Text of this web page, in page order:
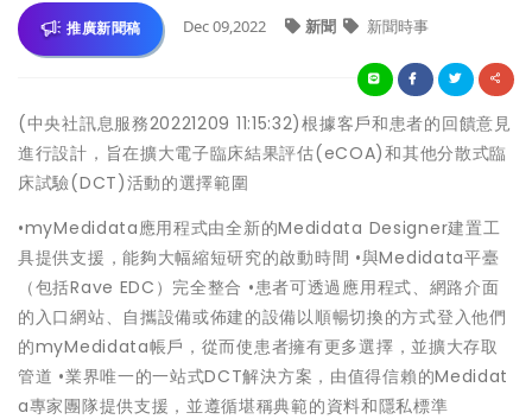
推廣新聞稿 Dec 09,2022 新聞 新聞時事
(中央社訊息服務20221209 11:15:32)根據客戶和患者的回饋意見
進行設計，旨在擴大電子臨床結果評估(eCOA)和其他分散式臨
床試驗(DCT)活動的選擇範圍
•myMedidata應用程式由全新的Medidata Designer建置工
具提供支援，能夠大幅縮短研究的啟動時間 •與Medidata平臺
（包括Rave EDC）完全整合 •患者可透過應用程式、網路介面
的入口網站、自攜設備或佈建的設備以順暢切換的方式登入他們
的myMedidata帳戶，從而使患者擁有更多選擇，並擴大存取
管道 •業界唯一的一站式DCT解決方案，由值得信賴的Medidat
a專家團隊提供支援，並遵循堪稱典範的資料和隱私標準